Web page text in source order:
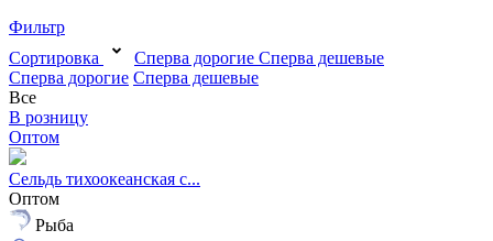
Фильтр
Сортировка
Сперва дорогие Сперва дешевые
Сперва дорогие Сперва дешевые
Все
В розницу
Оптом
Сельдь тихоокеанская с...
Оптом
Рыба